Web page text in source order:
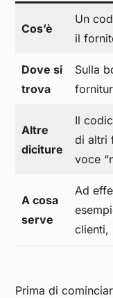
Cos’è
Un
il
Dove si
trova
Sulla
Altre
diciture
Il
di altri
voce
A cosa
serve
Ad
clienti,
Prima di